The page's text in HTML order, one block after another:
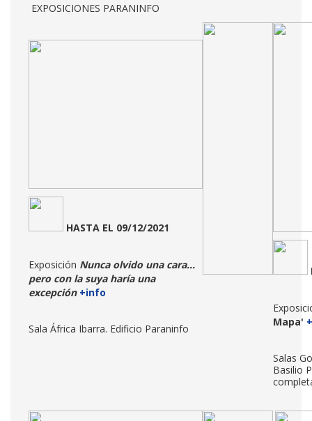
EXPOSICIONES PARANINFO
HASTA EL 09/12/2021
Exposición Nunca olvido una cara...
pero con la suya haría una
excepción +info
Sala África Ibarra. Edificio Paraninfo
Mapa'
Salas
Basilio